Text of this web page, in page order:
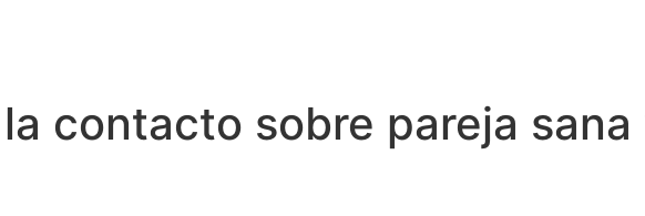
contacto sobre pareja sana